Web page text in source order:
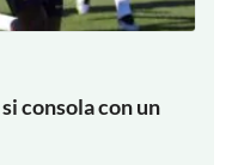
consola con un